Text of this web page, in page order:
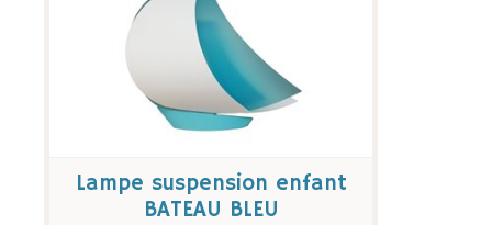
Lampe suspension enfant
BATEAU BLEU